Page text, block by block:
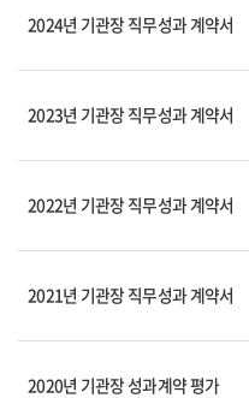
2024년 기관장 직무성과 계약서
2023년 기관장 직무성과 계약서
2022년 기관장 직무성과 계약서
2021년 기관장 직무성과 계약서
2020년 기관장 성과계약 평가